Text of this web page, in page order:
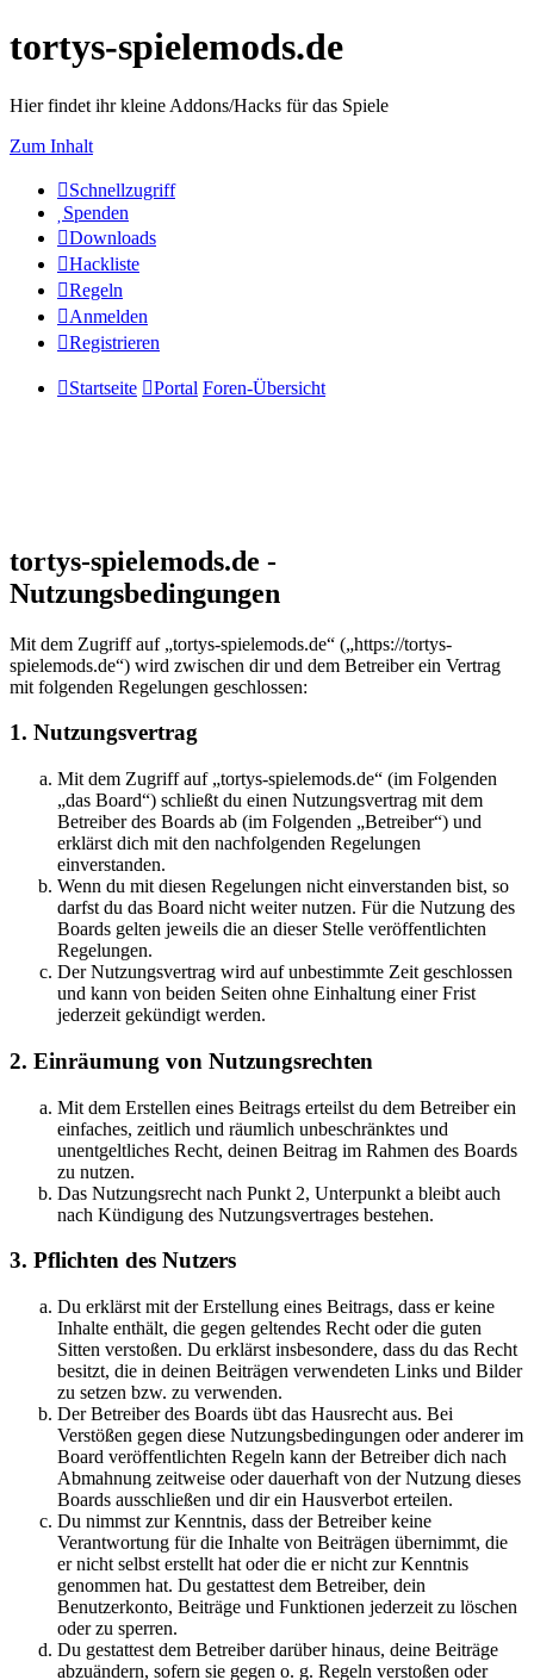
tortys-spielemods.de
Hier findet ihr kleine Addons/Hacks für das Spiele
Zum Inhalt
Schnellzugriff
Spenden
Downloads
Hackliste
Regeln
Anmelden
Registrieren
Startseite Portal Foren-Übersicht
tortys-spielemods.de -
Nutzungsbedingungen
Mit dem Zugriff auf „tortys-spielemods.de“ („https://tortys-
spielemods.de“) wird zwischen dir und dem Betreiber ein Vertrag
mit folgenden Regelungen geschlossen:
1. Nutzungsvertrag
Mit dem Zugriff auf „tortys-spielemods.de“ (im Folgenden
„das Board“) schließt du einen Nutzungsvertrag mit dem
Betreiber des Boards ab (im Folgenden „Betreiber“) und
erklärst dich mit den nachfolgenden Regelungen
einverstanden.
Wenn du mit diesen Regelungen nicht einverstanden bist, so
darfst du das Board nicht weiter nutzen. Für die Nutzung des
Boards gelten jeweils die an dieser Stelle veröffentlichten
Regelungen.
Der Nutzungsvertrag wird auf unbestimmte Zeit geschlossen
und kann von beiden Seiten ohne Einhaltung einer Frist
jederzeit gekündigt werden.
2. Einräumung von Nutzungsrechten
Mit dem Erstellen eines Beitrags erteilst du dem Betreiber ein
einfaches, zeitlich und räumlich unbeschränktes und
unentgeltliches Recht, deinen Beitrag im Rahmen des Boards
zu nutzen.
Das Nutzungsrecht nach Punkt 2, Unterpunkt a bleibt auch
nach Kündigung des Nutzungsvertrages bestehen.
3. Pflichten des Nutzers
Du erklärst mit der Erstellung eines Beitrags, dass er keine
Inhalte enthält, die gegen geltendes Recht oder die guten
Sitten verstoßen. Du erklärst insbesondere, dass du das Recht
besitzt, die in deinen Beiträgen verwendeten Links und Bilder
zu setzen bzw. zu verwenden.
Der Betreiber des Boards übt das Hausrecht aus. Bei
Verstößen gegen diese Nutzungsbedingungen oder anderer im
Board veröffentlichten Regeln kann der Betreiber dich nach
Abmahnung zeitweise oder dauerhaft von der Nutzung dieses
Boards ausschließen und dir ein Hausverbot erteilen.
Du nimmst zur Kenntnis, dass der Betreiber keine
Verantwortung für die Inhalte von Beiträgen übernimmt, die
er nicht selbst erstellt hat oder die er nicht zur Kenntnis
genommen hat. Du gestattest dem Betreiber, dein
Benutzerkonto, Beiträge und Funktionen jederzeit zu löschen
oder zu sperren.
Du gestattest dem Betreiber darüber hinaus, deine Beiträge
abzuändern, sofern sie gegen o. g. Regeln verstoßen oder